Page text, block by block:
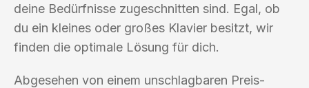
deine Bedürfnisse zugeschnitten sind. Egal, ob
du ein kleines oder großes Klavier besitzt, wir
finden die optimale Lösung für dich.
Abgesehen von einem unschlagbaren Preis-